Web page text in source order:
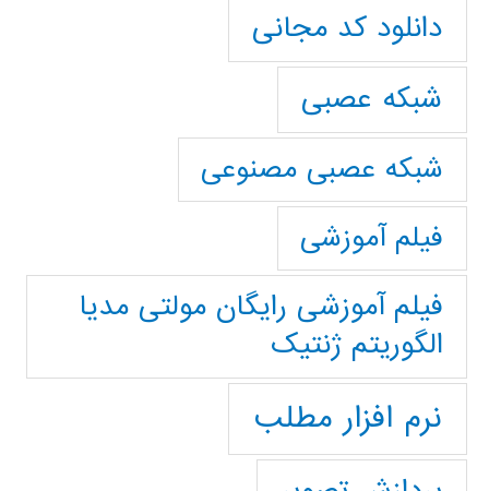
دانلود کد مجانی
شبکه عصبی
شبکه عصبی مصنوعی
فیلم آموزشی
فیلم آموزشی رایگان مولتی مدیا
الگوریتم ژنتیک
نرم افزار مطلب